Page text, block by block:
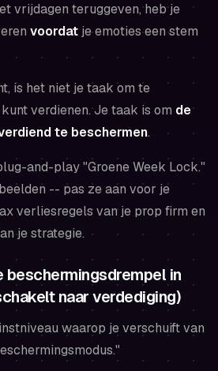
vrijdagen teruggeven, heb je
voordat je emoties een stem
is het niet je taak om te
verdienen. Je taak is om de
te beschermen.
and-play "Groene Week Lock."
-- pas ze aan voor je
verliesregels van je prop firm en
je strategie.
in
naar verdediging)
waarop je verschuift van